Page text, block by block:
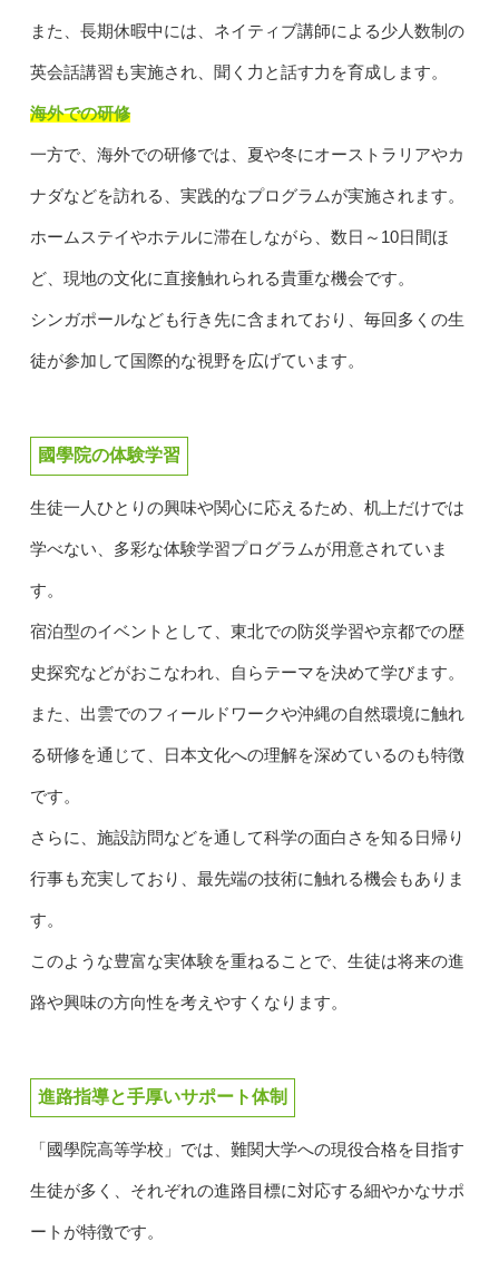
また、長期休暇中には、ネイティブ講師による少人数制の
英会話講習も実施され、聞く力と話す力を育成します。
海外での研修
一方で、海外での研修では、夏や冬にオーストラリアやカ
ナダなどを訪れる、実践的なプログラムが実施されます。
ホームステイやホテルに滞在しながら、数日～10日間ほ
ど、現地の文化に直接触れられる貴重な機会です。
シンガポールなども行き先に含まれており、毎回多くの生
徒が参加して国際的な視野を広げています。
國學院の体験学習
生徒一人ひとりの興味や関心に応えるため、机上だけでは
学べない、多彩な体験学習プログラムが用意されていま
す。
宿泊型のイベントとして、東北での防災学習や京都での歴
史探究などがおこなわれ、自らテーマを決めて学びます。
また、出雲でのフィールドワークや沖縄の自然環境に触れ
る研修を通じて、日本文化への理解を深めているのも特徴
です。
さらに、施設訪問などを通して科学の面白さを知る日帰り
行事も充実しており、最先端の技術に触れる機会もありま
す。
このような豊富な実体験を重ねることで、生徒は将来の進
路や興味の方向性を考えやすくなります。
進路指導と手厚いサポート体制
「國學院高等学校」では、難関大学への現役合格を目指す
生徒が多く、それぞれの進路目標に対応する細やかなサポ
ートが特徴です。